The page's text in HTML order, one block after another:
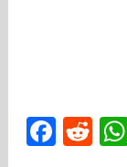
F R